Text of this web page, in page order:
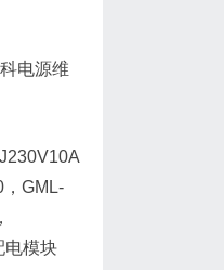
电源维
GML-
电模块